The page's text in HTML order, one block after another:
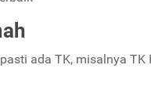
ada TK, misalnya TK